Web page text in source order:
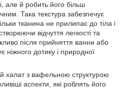
але й робить його більш
Така текстура забезпечує
тканина не прилипає до тіла і
відчуття легкості та
після прийняття ванни або
ніжного дотику і природної
халат з вафельною структурою
аспекти, які роблять його